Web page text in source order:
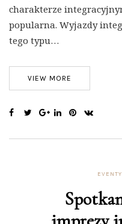
charakterze
popularna. Wyjazdy
tego typu…
VIEW MORE